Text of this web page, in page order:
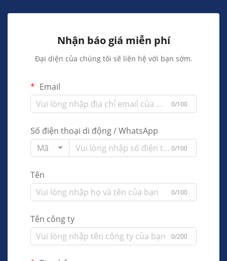
Nhận báo giá miễn phí
Đại diện của chúng tôi sẽ liên hệ với bạn sớm.
Email
0/100
Số điện thoại di động / WhatsApp
Mã
0/100
Tên
0/100
Tên công ty
0/200